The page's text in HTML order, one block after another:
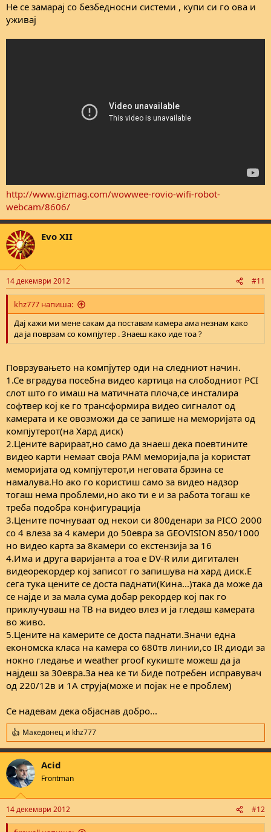
Не се замарај со безбедносни системи , купи си го ова и
уживај
http://www.gizmag.com/wowwee-rovio-wifi-robot-
webcam/8606/
Evo XII
14 декември 2012 #11
khz777 напиша:
Дај кажи ми мене сакам да поставам камера ама незнам како
да ја поврзам со компјутер . Знаеш како иде тоа ?
Поврзувањето на компјутер оди на следниот начин.
1.Се вградува посебна видео картица на слободниот PCI
слот што го имаш на матичната плоча,се инсталира
софтвер кој ке го трансформира видео сигналот од
камерата и ке овозможи да се запише на меморијата од
компјутерот(на Хард диск)
2.Цените варираат,но само да знаеш дека поевтините
видео карти немаат своја РАМ меморија,па ја користат
меморијата од компјутерот,и неговата брзина се
намалува.Но ако го користиш само за видео надзор
тогаш нема проблеми,но ако ти е и за работа тогаш ке
треба подобра конфигурација
3.Цените почнуваат од некои си 800денари за PICO 2000
со 4 влеза за 4 камери до 50евра за GEOVISION 850/1000
но видео карта за 8камери со екстензија за 16
4.Има и друга варијанта а тоа е DV-R или дигитален
видеорекордер кој записот го запишува на хард диск.Е
сега тука цените се доста паднати(Кина...)така да може да
се најде и за мала сума добар рекордер кој пак го
приклучуваш на ТВ на видео влез и ја гледаш камерата
во живо.
5.Цените на камерите се доста паднати.Значи една
економска класа на камера со 680тв линии,со IR диоди за
нокно гледање и weather proof кукиште можеш да ја
најдеш за 30евра.За неа ке ти биде потребен исправувач
од 220/12в и 1А струја(може и појак не е проблем)
Се надевам дека објаснав добро...
R
e
a
c
t
i
s
:
Македонец и khz777
Acid
Frontman
14 декември 2012 #12